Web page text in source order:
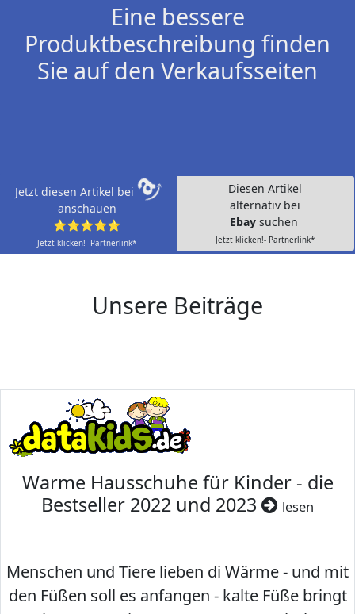
Eine bessere
Produktbeschreibung finden
Sie auf den Verkaufsseiten
Jetzt diesen Artikel bei
anschauen
⭐⭐⭐⭐⭐
Jetzt klicken!- Partnerlink*
Diesen Artikel
alternativ bei
Ebay suchen
Jetzt klicken!- Partnerlink*
Unsere Beiträge
Warme Hausschuhe für Kinder - die
Bestseller 2022 und 2023
lesen
Menschen und Tiere lieben di Wärme - und mit
den Füßen soll es anfangen - kalte Füße bringt